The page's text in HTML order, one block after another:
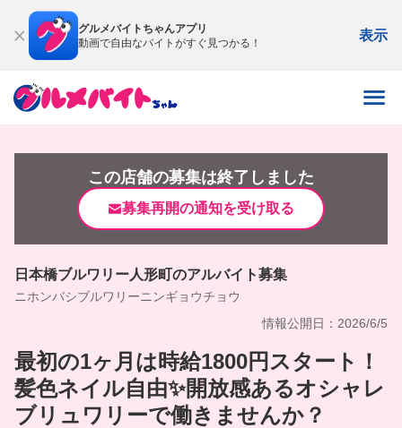
グルメバイトちゃんアプリ
動画で自由なバイトがすぐ見つかる！
表示
この店舗の募集は終了しました
募集再開の通知を受け取る
日本橋ブルワリー人形町のアルバイト募集
ニホンバシブルワリーニンギョウチョウ
情報公開日：2026/6/5
最初の1ヶ月は時給1800円スタート！
髪色ネイル自由✨開放感あるオシャレ
ブリュワリーで働きませんか？